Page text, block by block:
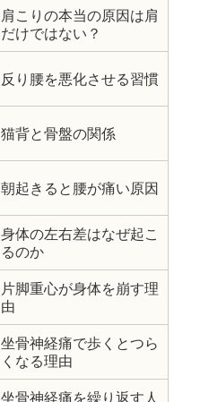
肩こりの本当の原因は肩
だけではない？
反り腰を悪化させる習慣
猫背と骨盤の関係
朝起きると腰が痛い原因
身体の左右差はなぜ起こ
るのか
片脚重心が身体を崩す理
由
坐骨神経痛で歩くとつら
くなる理由
坐骨神経痛を繰り返す人